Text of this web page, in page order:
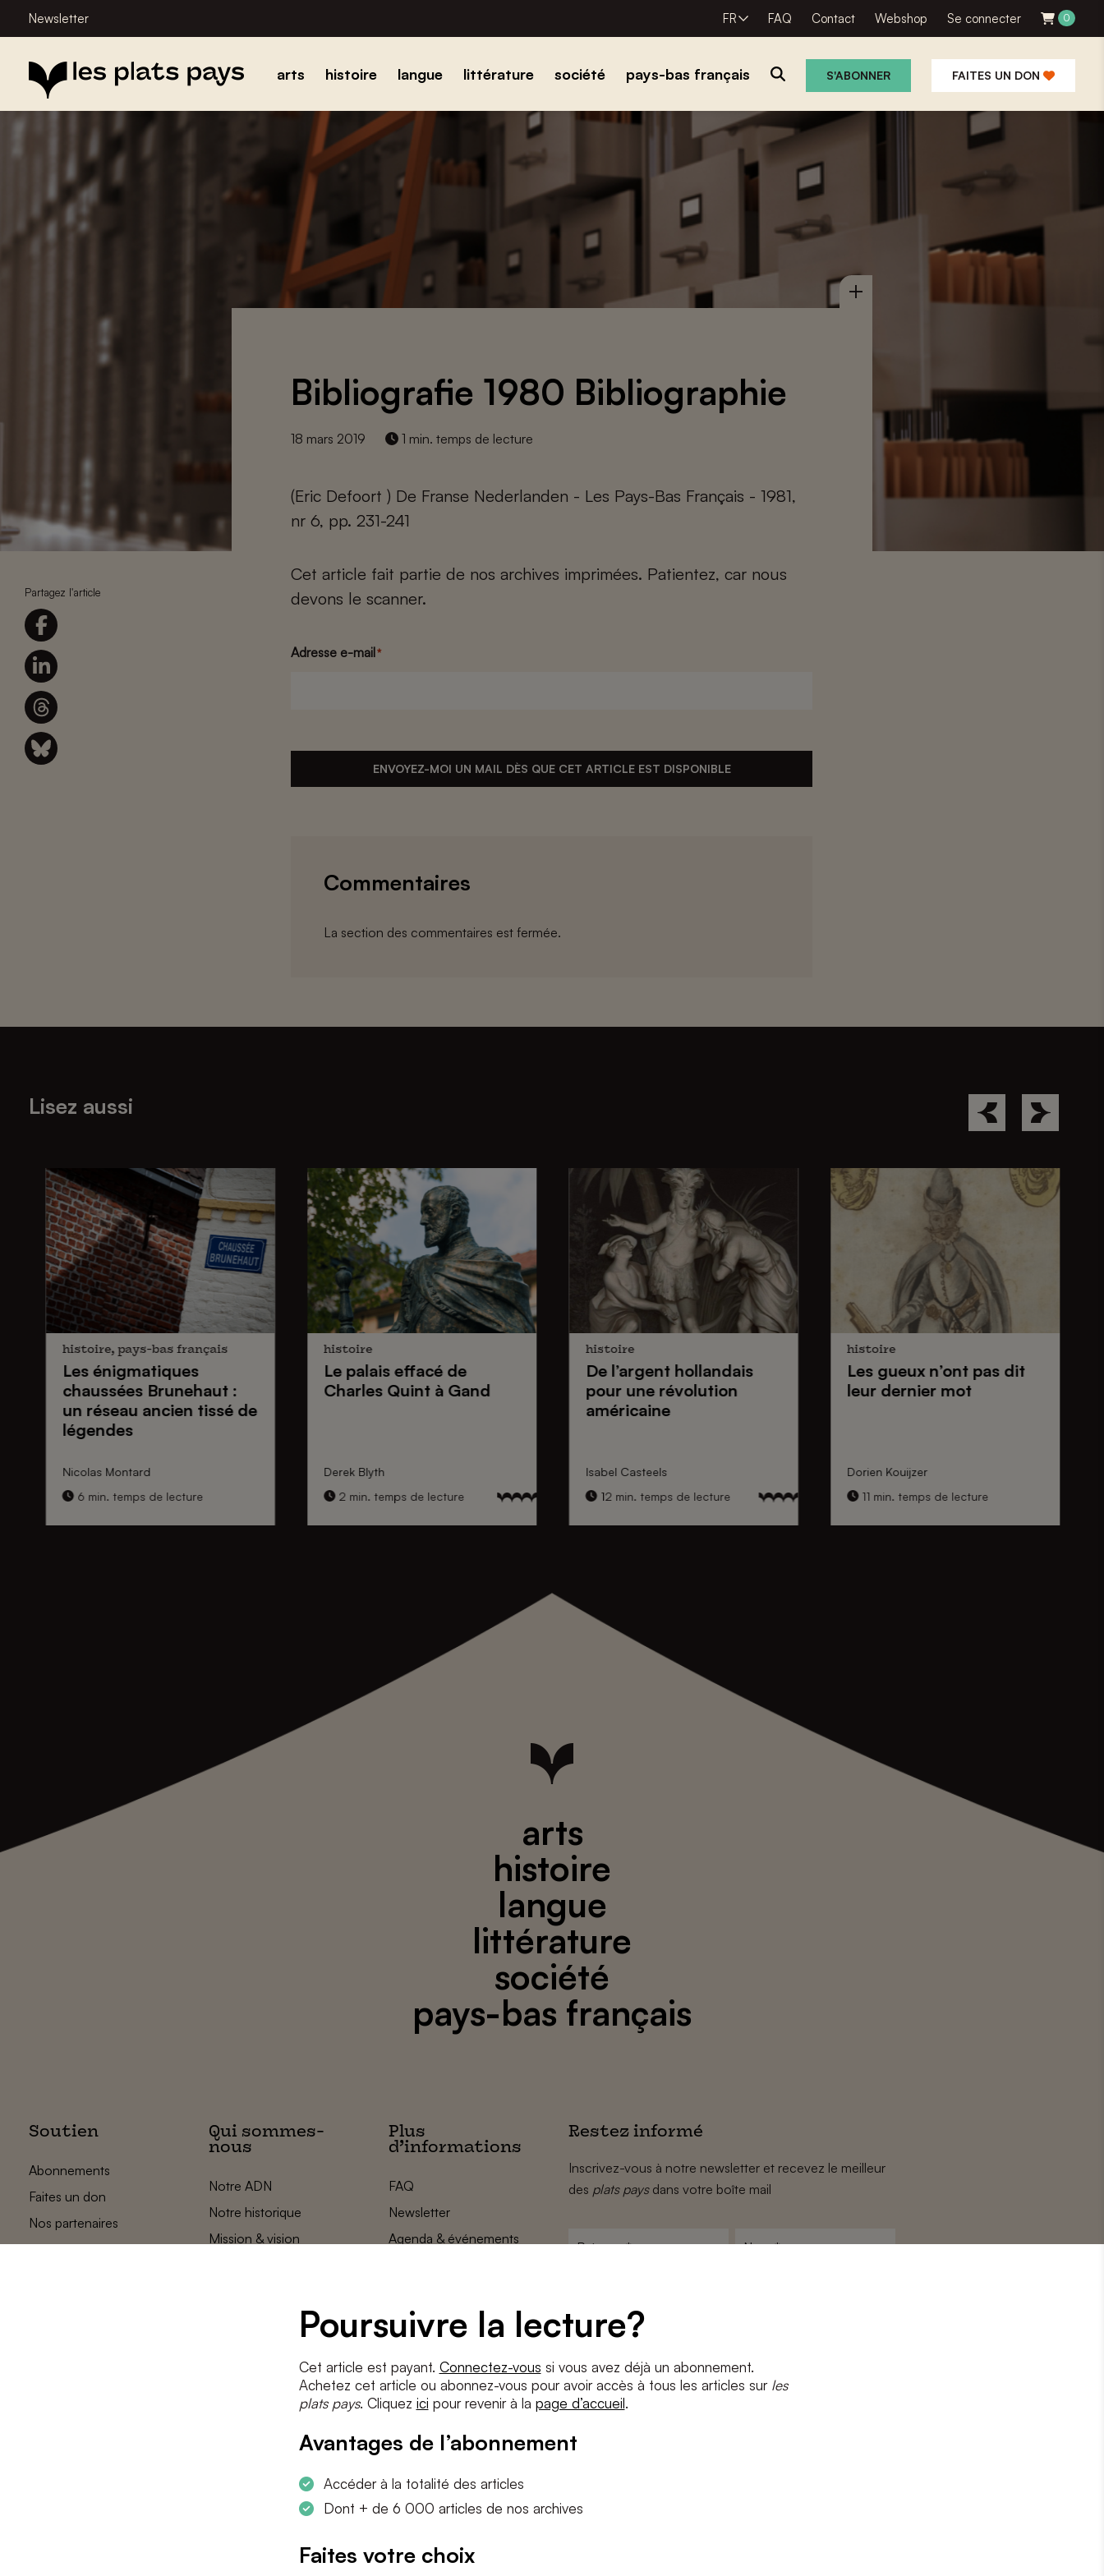
Newsletter FR FAQ Contact Webshop Se connecter 0
arts histoire langue littérature société pays-bas français S'ABONNER FAITES UN DON
Partagez l'article
Bibliografie 1980 Bibliographie
18 mars 2019 1 min. temps de lecture
(Eric Defoort ) De Franse Nederlanden - Les Pays-Bas Français - 1981,
nr 6, pp. 231-241
Cet article fait partie de nos archives imprimées. Patientez, car nous
devons le scanner.
Adresse e-mail *
ENVOYEZ-MOI UN MAIL DÈS QUE CET ARTICLE EST DISPONIBLE
Commentaires
La section des commentaires est fermée.
Lisez aussi
histoire, pays-bas français
Les énigmatiques
chaussées Brunehaut:
un réseau ancien tissé de
légendes
Nicolas Montard
6 min. temps de lecture
histoire
Le palais effacé de
Charles Quintà Gand
Derek Blyth
2 min. temps de lecture
histoire
De l’argent hollandais
pour une révolution
américaine
Isabel Casteels
12 min. temps de lecture
histoire
Les gueuxn’ont pas dit
leur dernier mot
Dorien Kouijzer
11 min. temps de lecture
Poursuivre la lecture?
Cet article est payant. Connectez-vous si vous avez déjà un abonnement.
Achetez cet article ou abonnez-vous pour avoir accès à tous les articles sur les
plats pays. Cliquez ici pour revenir à la page d’accueil.
Avantages de l’abonnement
Accéder à la totalité des articles
Dont + de 6 000 articles de nos archives
Faites votre choix
arts
histoire
langue
littérature
société
pays-bas français
Soutien
Abonnements
Faites un don
Nos partenaires
Qui sommes-
nous
Notre ADN
Notre historique
Mission & vision
Plus
d’informations
FAQ
Newsletter
Agenda & événements
Paramètres des cookies
Restez informé
Inscrivez-vous à notre newsletter et recevez le meilleur
des plats paysdans votre boîte mail
e-
mail
Conditions *
J'accepteles termes et conditionsetla politique de confidentialité